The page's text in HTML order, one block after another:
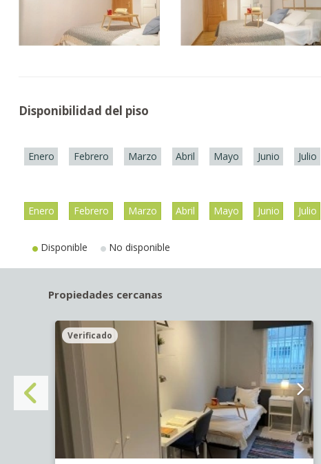
Disponibilidad del piso
Enero Febrero Marzo Abril Mayo Junio Julio
Enero Febrero Marzo Abril Mayo Junio Julio
Disponible No disponible
Propiedades cercanas
Verificado